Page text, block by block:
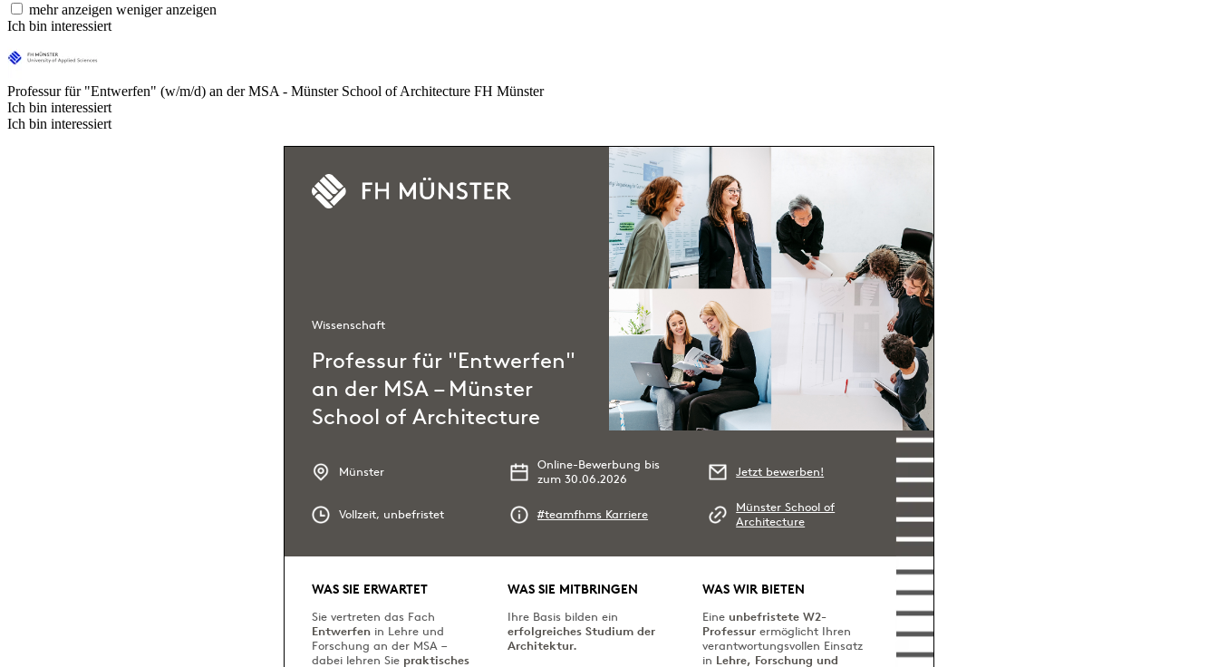
mehr anzeigen weniger anzeigen
Ich bin interessiert
Professur für "Entwerfen" (w/m/d) an der MSA - Münster School of Architecture FH Münster
Ich bin interessiert
Ich bin interessiert
Wissenschaft
Professur für "Entwerfen"
an der MSA – Münster
School of Architecture
Münster
Online-Bewerbung bis
zum 30.06.2026
Jetzt bewerben!
Vollzeit, unbefristet #teamfhms Karriere
Münster School of
Architecture
WAS SIE ERWARTET
Sie vertreten das Fach
Entwerfen in Lehre und
Forschung an der MSA –
dabei lehren Sie praktisches
WAS SIE MITBRINGEN
Ihre Basis bilden ein
erfolgreiches Studium der
Architektur.
WAS WIR BIETEN
Eineunbefristete W2-
Professur ermöglicht Ihren
verantwortungsvollen Einsatz
in Lehre, Forschung und